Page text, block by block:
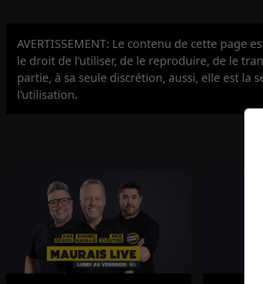
AVERTISSEMENT: Le contenu de cette page
le droit de l'utiliser, de le reproduire, de le
partie, à sa seule discrétion, aussi, elle est la
l'utilisation.